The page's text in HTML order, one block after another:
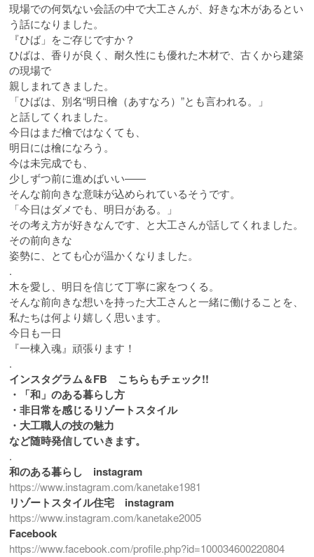
現場での何気ない会話の中で大工さんが、好きな木があるとい
う話になりました。
『ひば」をご存じですか？
ひばは、香りが良く、耐久性にも優れた木材で、古くから建築
の現場で
親しまれてきました。
「ひばは、別名“明日檜（あすなろ）”とも言われる。」
と話してくれました。
今日はまだ檜ではなくても、
明日には檜になろう。
今は未完成でも、
少しずつ前に進めばいい――
そんな前向きな意味が込められているそうです。
「今日はダメでも、明日がある。」
その考え方が好きなんです、と大工さんが話してくれました。
その前向きな
姿勢に、とても心が温かくなりました。
.
木を愛し、明日を信じて丁寧に家をつくる。
そんな前向きな想いを持った大工さんと一緒に働けることを、
私たちは何より嬉しく思います。
今日も一日
『一棟入魂』頑張ります！
.
インスタグラム＆FB こちらもチェック!!
・「和」のある暮らし方
・非日常を感じるリゾートスタイル
・大工職人の技の魅力
など随時発信していきます。
.
和のある暮らし instagram
https://www.instagram.com/kanetake1981
リゾートスタイル住宅 instagram
https://www.instagram.com/kanetake2005
Facebook
https://www.facebook.com/profile.php?id=100034600220804